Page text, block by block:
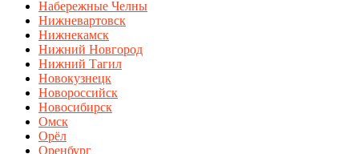
Набережные Челны
Нижневартовск
Нижнекамск
Нижний Новгород
Нижний Тагил
Новокузнецк
Новороссийск
Новосибирск
Омск
Орёл
Оренбург